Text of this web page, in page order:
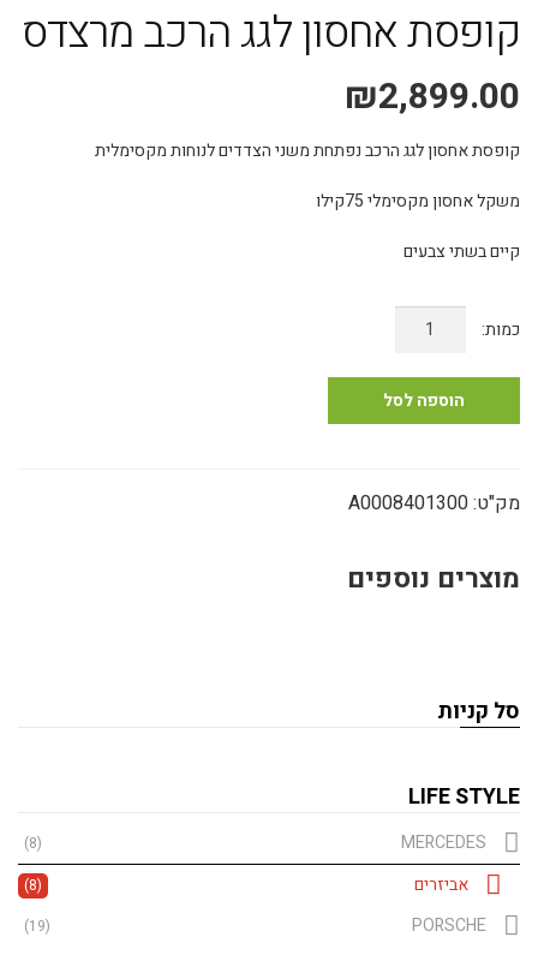
קופסת אחסון לגג הרכב מרצדס
₪2,899.00
קופסת אחסון לגג הרכב נפתחת משני הצדדים לנוחות מקסימלית
משקל אחסון מקסימלי 75קילו
קיים בשתי צבעים
אחסון
לגג
הוספה לסל
מק"ט:A0008401300
מוצרים נוספים
סל קניות
LIFE STYLE
MERCEDES
(8)
אביזרים (8)
PORSCHE
(19)